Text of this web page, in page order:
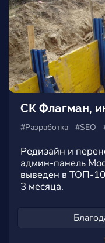
СК Флагман,
#Разработка #SEO
Редизайн и
админ-панель
выведен в ТОП-
3 месяца.